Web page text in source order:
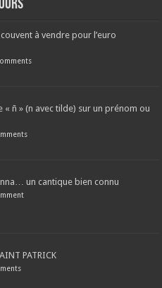
couvent à vendre pour l’euro
« ñ » (n avec tilde) sur un prénom ou
un cantique bien connu
PATRICK